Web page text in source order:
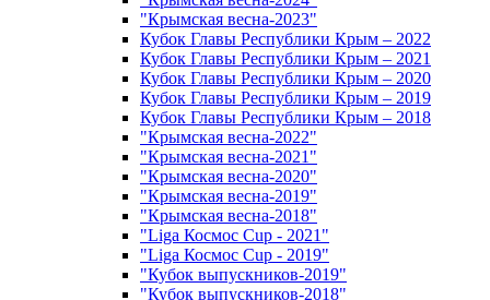
"Крымская весна-2023"
Кубок Главы Республики Крым – 2022
Кубок Главы Республики Крым – 2021
Кубок Главы Республики Крым – 2020
Кубок Главы Республики Крым – 2019
Кубок Главы Республики Крым – 2018
"Крымская весна-2022"
"Крымская весна-2021"
"Крымская весна-2020"
"Крымская весна-2019"
"Крымская весна-2018"
"Liga Космос Cup - 2021"
"Liga Космос Cup - 2019"
"Кубок выпускников-2019"
"Кубок выпускников-2018"